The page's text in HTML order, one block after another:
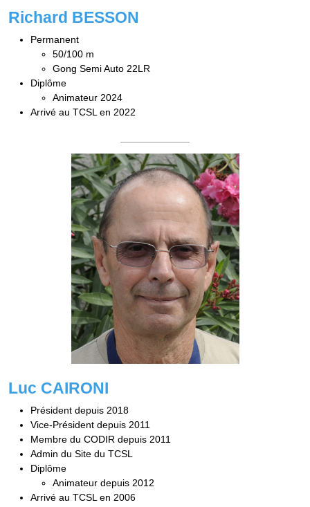
Richard BESSON
Permanent
50/100 m
Gong Semi Auto 22LR
Diplôme
Animateur 2024
Arrivé au TCSL en 2022
Luc CAIRONI
Président depuis 2018
Vice-Président depuis 2011
Membre du CODIR depuis 2011
Admin du Site du TCSL
Diplôme
Animateur depuis 2012
Arrivé au TCSL en 2006